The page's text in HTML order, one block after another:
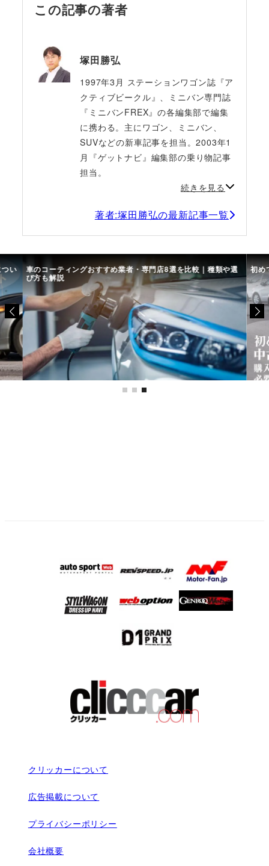
この記事の著者
塚田勝弘
1997年3月 ステーションワゴン誌『ア
クティブビークル』、ミニバン専門誌
『ミニバンFREX』の各編集部で編集
に携わる。主にワゴン、ミニバン、
SUVなどの新車記事を担当。2003年1
月『ゲットナビ』編集部の乗り物記事
担当。
続きを見る
著者:塚田勝弘の最新記事一覧
い 車のコーティングおすすめ業者・専門店8選を比較｜種類や選
び方も解説
初め
クリッカーについて
広告掲載について
プライバシーポリシー
会社概要